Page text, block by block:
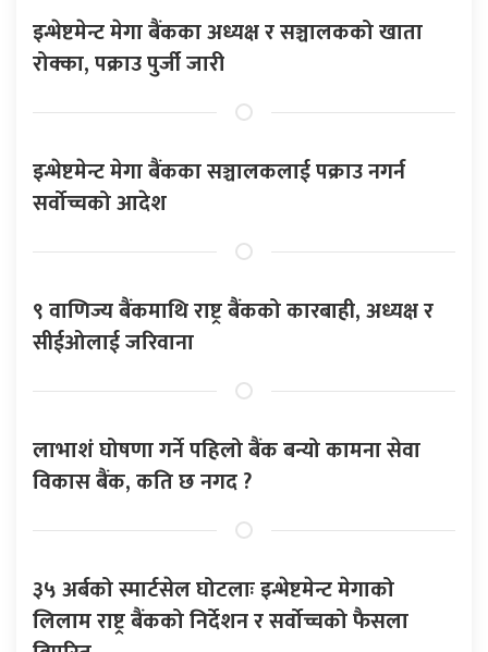
इन्भेष्टमेन्ट मेगा बैंकका अध्यक्ष र सञ्चालकको खाता
रोक्का, पक्राउ पुर्जी जारी
इन्भेष्टमेन्ट मेगा बैंकका सञ्चालकलाई पक्राउ नगर्न
सर्वोच्चको आदेश
९ वाणिज्य बैंकमाथि राष्ट्र बैंकको कारबाही, अध्यक्ष र
सीईओलाई जरिवाना
लाभाशं घोषणा गर्ने पहिलो बैंक बन्यो कामना सेवा
विकास बैंक, कति छ नगद ?
३५ अर्बको स्मार्टसेल घोटलाः इन्भेष्टमेन्ट मेगाको
लिलाम राष्ट्र बैंकको निर्देशन र सर्वोच्चको फैसला